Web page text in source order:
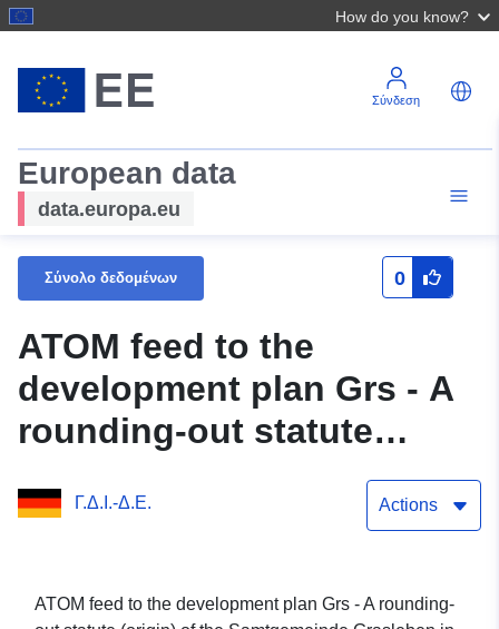
How do you know?
Σύνδεση
European data
data.europa.eu
Σύνολο δεδομένων 0
ATOM feed to the
development plan Grs - A
rounding-out statute
Samtgemeinde Grasleben
Γ.Δ.Ι.-Δ.Ε. Actions
ATOM feed to the development plan Grs - A rounding-